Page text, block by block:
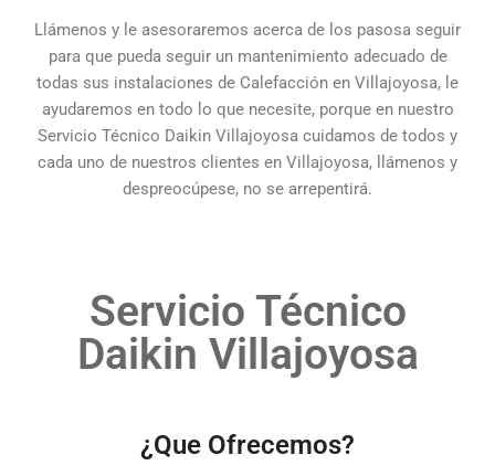
Llámenos y le asesoraremos acerca de los pasosa seguir
para que pueda seguir un mantenimiento adecuado de
todas sus instalaciones de Calefacción en Villajoyosa, le
ayudaremos en todo lo que necesite, porque en nuestro
Servicio Técnico Daikin Villajoyosa cuidamos de todos y
cada uno de nuestros clientes en Villajoyosa, llámenos y
despreocúpese, no se arrepentirá.
Servicio Técnico
Daikin Villajoyosa
¿Que Ofrecemos?